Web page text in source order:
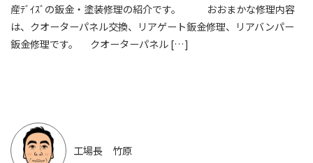
産ﾃﾞｲｽﾞの鈑金・塗装修理の紹介です。 おおまかな修理内容
は、クオーターパネル交換、リアゲート鈑金修理、リアバンパー
鈑金修理です。 クオーターパネル […]
工場長 竹原